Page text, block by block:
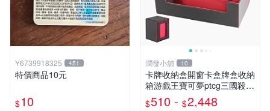
Y6739918325 451
特價商品10元
$10
潤發小舖 10
卡牌收納盒開窗卡盒牌盒收納
箱游戲王寶可夢ptcg三國殺海
賊王dtcg
$510 - $2,448